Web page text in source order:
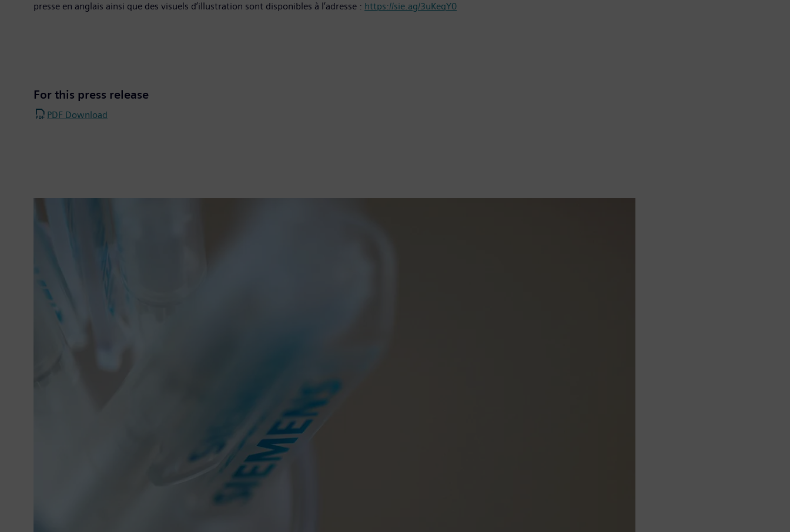
presse en anglais ainsi que des visuels d’illustration sont disponibles à l’adresse : https://sie.ag/3uKeqY0
For this press release
PDF Download